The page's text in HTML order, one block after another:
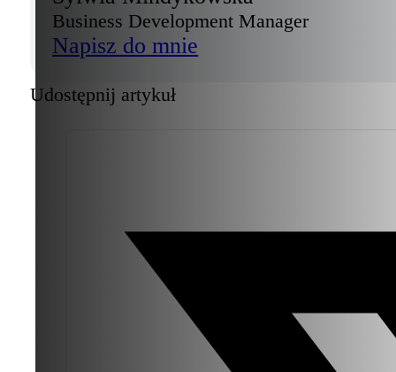
Business Development Manager
Napisz do mnie
Udostępnij artykuł